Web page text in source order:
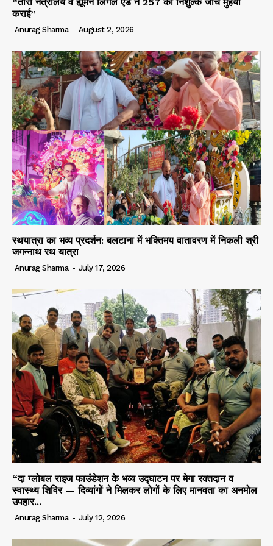
“तारा नेत्रालय व ह्यूमन लिगल ऐड ने 257 को निशुल्क जांच मुहैया
कराई”
Anurag Sharma - August 2, 2026
रथयात्रा का भव्य प्रदर्शन: बलटाना में भक्तिमय वातावरण में निकली श्री
जगन्नाथ रथ यात्रा
Anurag Sharma - July 17, 2026
“दा ग्लोबल राइज फाउंडेशन के भव्य उद्घाटन पर मेगा रक्तदान व
स्वास्थ्य शिविर — दिव्यांगों ने मिलकर लोगों के लिए मानवता का अनमोल
उपहार...
Anurag Sharma - July 12, 2026